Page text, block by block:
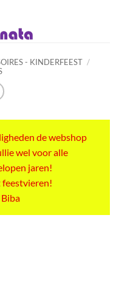
- KINDERFEEST /
de webshop
wel voor alle
jaren!
feestvieren!